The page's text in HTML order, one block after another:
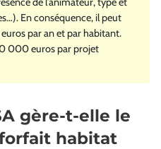
En conséquence, il peut
par an et par habitant.
000 euros par projet
gère-t-elle le
habitat